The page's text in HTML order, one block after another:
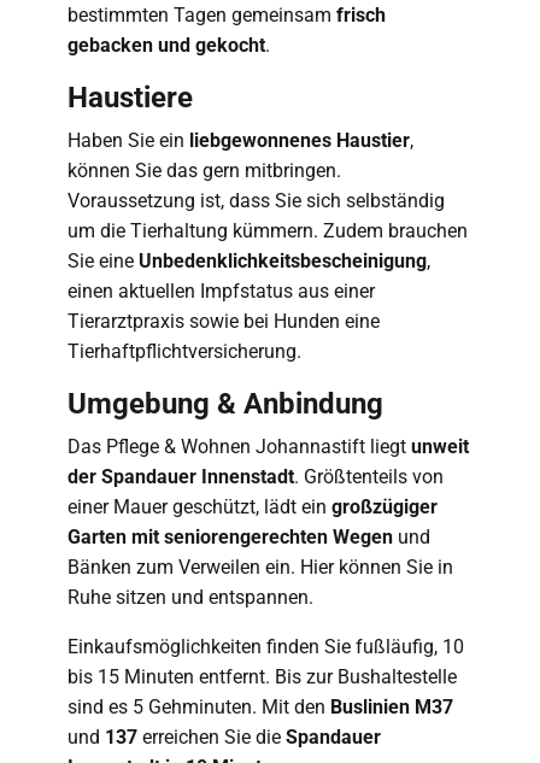
bestimmten Tagen gemeinsam frisch
gebacken und gekocht.
Haustiere
Haben Sie ein liebgewonnenes Haustier,
können Sie das gern mitbringen.
Voraussetzung ist, dass Sie sich selbständig
um die Tierhaltung kümmern. Zudem brauchen
Sie eine Unbedenklichkeitsbescheinigung,
einen aktuellen Impfstatus aus einer
Tierarztpraxis sowie bei Hunden eine
Tierhaftpflichtversicherung.
Umgebung & Anbindung
Das Pflege & Wohnen Johannastift liegt unweit
der Spandauer Innenstadt. Größtenteils von
einer Mauer geschützt, lädt ein großzügiger
Garten mit seniorengerechten Wegen und
Bänken zum Verweilen ein. Hier können Sie in
Ruhe sitzen und entspannen.
Einkaufsmöglichkeiten finden Sie fußläufig, 10
bis 15 Minuten entfernt. Bis zur Bushaltestelle
sind es 5 Gehminuten. Mit den Buslinien M37
und 137 erreichen Sie die Spandauer